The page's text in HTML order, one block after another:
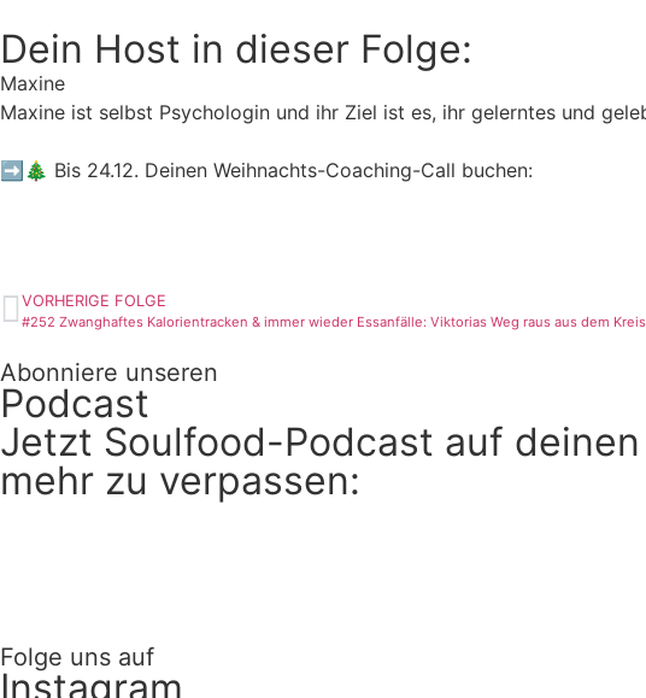
Dein Host in dieser Folge:
Maxine
Maxine ist selbst Psychologin und ihr Ziel ist es, ihr gelerntes und
➡️🎄 Bis 24.12. Deinen Weihnachts-Coaching-Call buchen:
VORHERIGE FOLGE
#252 Zwanghaftes Kalorientracken & immer wieder Essanfälle: Viktorias Weg raus aus dem
Abonniere unseren
Podcast
Jetzt Soulfood-Podcast auf
mehr zu verpassen:
Folge uns auf
Instagram